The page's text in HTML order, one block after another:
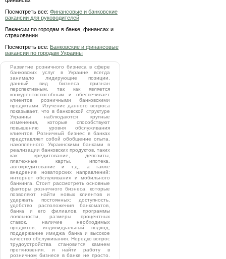
Посмотреть все: Финансовые и банковские
вакансии для руководителей
Вакансии по городам в банке, финансах и
страховании
Посмотреть все: Банковские и финансовые
вакансии по городам Украины
Развитие розничного бизнеса в сфере
банковских услуг в Украине всегда
занимало лидирующие позиции,
данный вид бизнеса признан
перспективным, так как является
конкурентоспособным и обеспечивает
клиентов розничными банковскими
продуктами. Изучение данного вопроса
показывает, что в банковской структуре
Украины наблюдаются крупные
изменения, которые способствуют
повышению уровня обслуживания
клиентов. Розничный бизнес в банках
представляет собой обобщение опыта,
накопленного Украинскими банками в
реализации банковских продуктов, таких
как: кредитование, депозиты,
платежные карты, ипотека,
автокредитование и т.д., а также
внедрение новаторских направлений:
интернет обслуживания и мобильного
банкинга. Стоит рассмотреть основные
факторы розничного бизнеса, которые
позволяют найти новых клиентов и
удержать постоянных: доступность,
удобство расположения банкоматов,
банка и его филиалов, программы
лояльности, размеры процентных
ставок, наличие необходимых
продуктов, индивидуальный подход,
поддержание имиджа банка и высокое
качество обслуживания. Нередко вопрос
трудоустройства становится камнем
преткновения, и найти работу в
розничном бизнесе в банке не просто.